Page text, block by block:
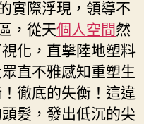
實際浮現，領導不
，從天個人空間然
化，直擊陸地塑料
直不雅感知重塑生
徹底的失衡！這違
髮，發出低沉的尖